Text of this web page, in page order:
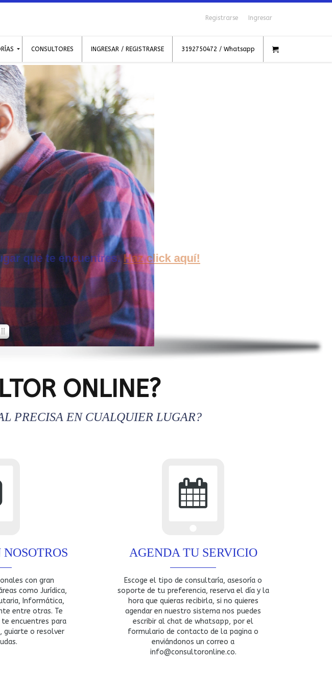
Registrarse Ingresar
CONSULTORES INGRESAR / REGISTRARSE 3192750472 / Whatsapp
o asesoría ahora.Haz click aquí!
ONLINE?
PRECISA EN CUALQUIER LUGAR?
con gran
como Jurídica,
Informática,
entre otras. Te
encuentres para
guiarte o resolver
AGENDA TU SERVICIO
Escoge el tipo de consultaría, asesoría o
soporte de tu preferencia, reserva el día y la
hora que quieras recibirla, si no quieres
agendar en nuestro sistema nos puedes
escribir al chat de whatsapp, por el
formulario de contacto de la pagina o
enviándonos un correo a
info@consultoronline.co.